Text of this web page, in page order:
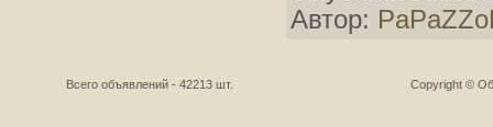
Автор:
Всего объявлений - 42213 шт. Copyright ©